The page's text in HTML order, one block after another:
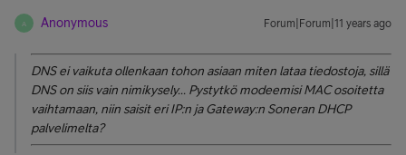
A Anonymous Forum|Forum|11 years ago
DNS ei vaikuta ollenkaan tohon asiaan miten lataa tiedostoja, sillä
DNS on siis vain nimikysely... Pystytkö modeemisi MAC osoitetta
vaihtamaan, niin saisit eri IP:n ja Gateway:n Soneran DHCP
palvelimelta?